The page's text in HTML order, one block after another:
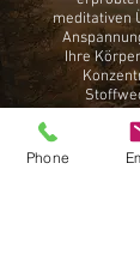
meditativen
Ihre
Phone